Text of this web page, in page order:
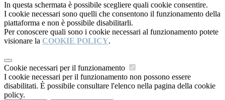
In questa schermata è possibile scegliere quali cookie consentire.
I cookie necessari sono quelli che consentono il funzionamento della
piattaforma e non è possibile disabilitarli.
Per conoscere quali sono i cookie necessari al funzionamento potete
visionare la COOKIE POLICY.
Cookie necessari per il funzionamento
I cookie necessari per il funzionamento non possono essere
disabilitati. È possibile consultare l'elenco nella pagina della cookie
policy.